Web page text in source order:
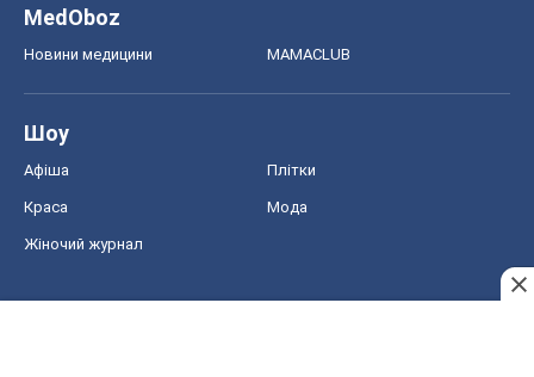
MedOboz
Новини медицини MAMACLUB
Шоу
Афіша Плітки
Краса Мода
Жіночий журнал